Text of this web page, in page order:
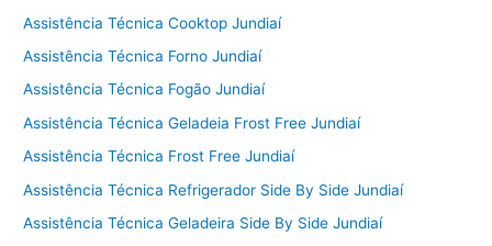
Assistência Técnica Cooktop Jundiaí
Assistência Técnica Forno Jundiaí
Assistência Técnica Fogão Jundiaí
Assistência Técnica Geladeia Frost Free Jundiaí
Assistência Técnica Frost Free Jundiaí
Assistência Técnica Refrigerador Side By Side Jundiaí
Assistência Técnica Geladeira Side By Side Jundiaí